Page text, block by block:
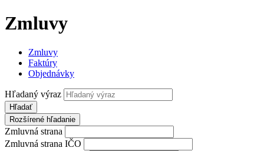
Zmluvy
Zmluvy
Faktúry
Objednávky
Hľadaný výraz
Hľadať
Rozšírené hľadanie
Zmluvná strana
Zmluvná strana IČO